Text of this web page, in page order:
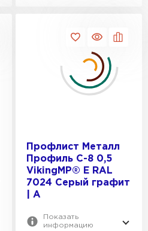
Профлист Металл
Профиль С-8 0,5
VikingMP® E RAL
7024 Серый графит
| A
Показать
информацию